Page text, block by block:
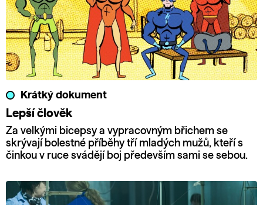
Krátký dokument
Lepší člověk
Za velkými bicepsy a vypracovným břichem se
skrývají bolestné příběhy tří mladých mužů, kteří s
činkou v ruce svádějí boj především sami se sebou.